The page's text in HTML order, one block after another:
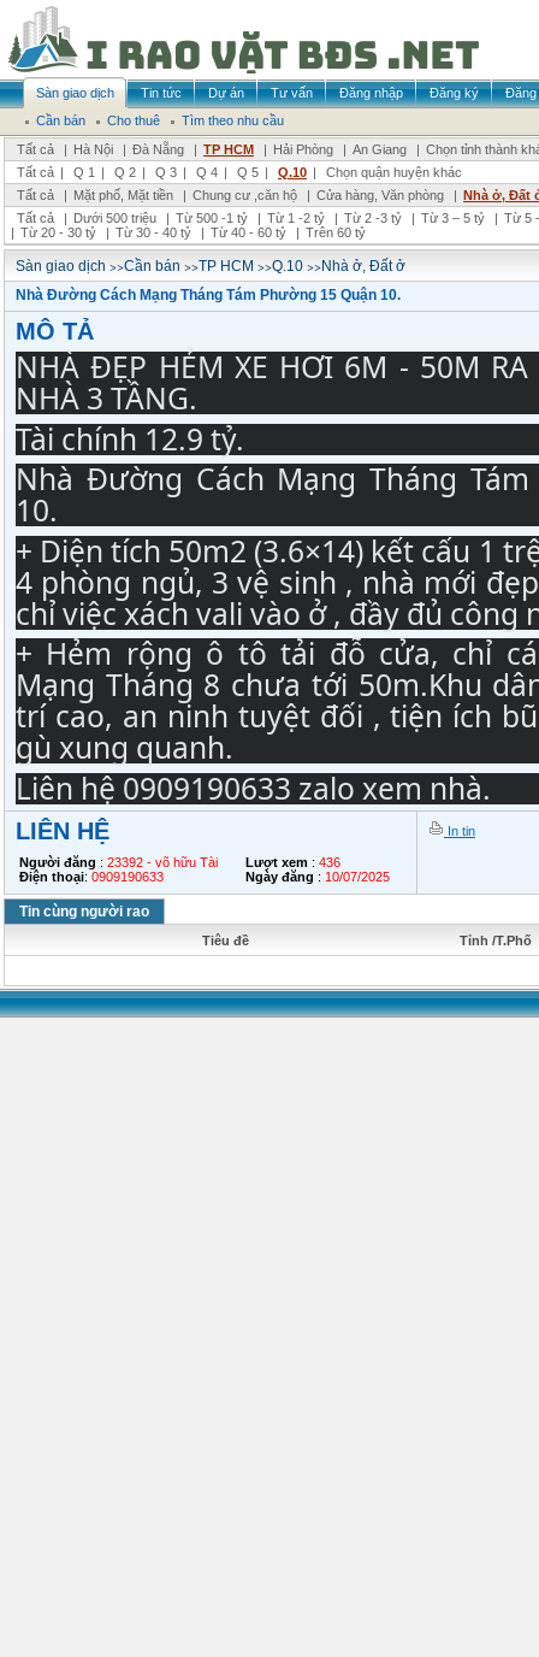
Sàn giao dịch Tin tức Dự án Tư vấn Đăng nhập Đăng ký
Đăng
Cần bán
Cho thuê
Tìm theo nhu cầu
Tất cả
| Hà Nội | Đà Nẵng | TP HCM | Hải Phòng | An Giang | Chọn tỉnh thành
Tất cả | Q 1 | Q 2 | Q 3 | Q 4 | Q 5 | Q.10 |
Chọn quận huyện khác
Tất cả
| Mặt phố, Mặt tiền | Chung cư ,căn hộ | Cửa hàng, Văn phòng | Nhà ở, Đất
Tất cả
| Dưới 500 triệu | Từ 500 -1 tỷ | Từ 1 -2 tỷ | Từ 2 -3 tỷ | Từ 3 – 5 tỷ | Từ 5
| Từ 20 - 30 tỷ | Từ 30 - 40 tỷ | Từ 40 - 60 tỷ | Trên 60 tỷ
Sàn giao dịch >>Cần bán >>TP HCM >>Q.10 >>Nhà ở, Đất ở
Nhà Đường Cách Mạng Tháng Tám Phường 15 Quận 10.
MÔ TẢ
NHÀ ĐẸP HẺM XE HƠI 6M - 50M
NHÀ 3 TẦNG.
Tài chính 12.9 tỷ.
Nhà Đường Cách Mạng Tháng
10.
+ Diện tích 50m2 (3.6×14) kết cấu 1
4 phòng ngủ, 3 vệ sinh , nhà mới
chỉ việc xách vali vào ở , đầy đủ công
+ Hẻm rộng ô tô tải đỗ cửa, chỉ
Mạng Tháng 8 chưa tới 50m.Khu
trí cao, an ninh tuyệt đối , tiện ích
gù xung quanh.
Liên hệ 0909190633 zalo xem nhà.
LIÊN HỆ
Người đăng : 23392 - võ hữu Tài
Điện thoại: 0909190633
Lượt xem : 436
Ngày đăng : 10/07/2025
In tin
Tin cùng người rao
Tiêu đề Tỉnh /T.Phố